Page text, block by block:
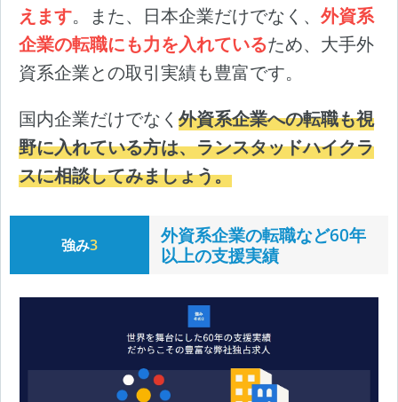
えます。また、日本企業だけでなく、 外資系
企業の転職にも力を入れているため、大手外
資系企業との取引実績も豊富です。
国内企業だけでなく 外資系企業への転職も視
野に入れている方は、ランスタッドハイクラ
スに相談してみましょう。
強み3
外資系企業の転職など60年
以上の支援実績